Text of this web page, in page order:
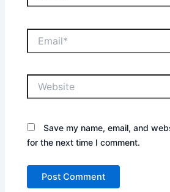
Save my name, email, and
for the next time I comment.